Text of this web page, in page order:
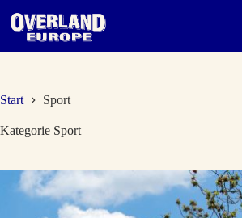
Start
Sport
Kategorie Sport